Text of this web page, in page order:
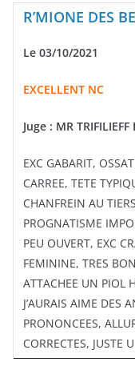
R’MIONE DES
Le 03/10/2021
EXCELLENT NC
Juge : MR TRIFILIEFF
EXC GABARIT,
CARREE, TETE
CHANFREIN AU
PROGNATISME
PEU OUVERT, EXC
FEMININE, TRES
ATTACHEE UN PIOL
J’AURAIS AIME DES
PRONONCEES,
CORRECTES, JUSTE